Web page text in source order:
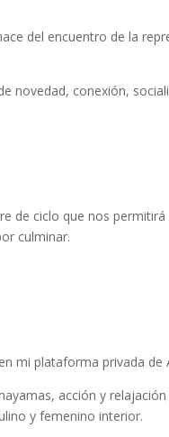
del encuentro de la
novedad, conexión,
de ciclo que nos
culminar.
mi plataforma privada de
acción y
y femenino interior.